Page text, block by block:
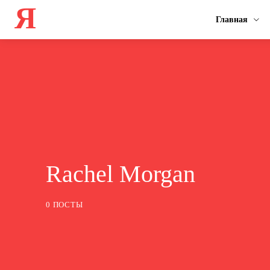
Я Главная
Rachel Morgan
0 ПОСТЫ